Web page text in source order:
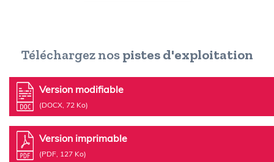
Téléchargez nospistes d'exploitation
Version modifiable
(DOCX, 72 Ko)
Version imprimable
(PDF, 127 Ko)